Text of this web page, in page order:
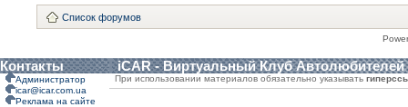
Список форумов
Контакты iCAR - Виртуальный Клуб Автолюбителей
Администратор
icar@icar.com.ua
Реклама на сайте
При использовании материалов обязательно указывать